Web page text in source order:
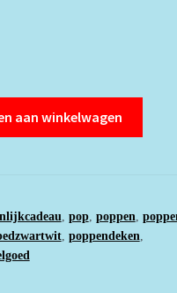
aan winkelwagen
pop, poppen
, poppendeken